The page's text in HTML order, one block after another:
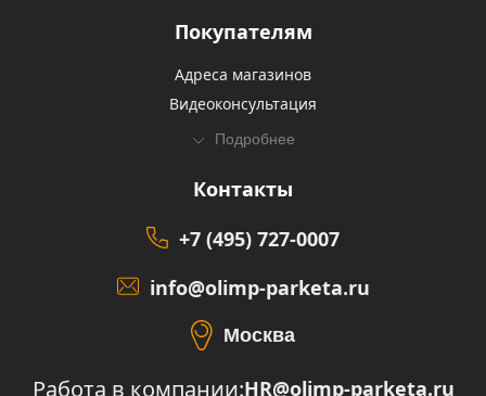
Покупателям
Адреса магазинов
Видеоконсультация
Подробнее
Контакты
+7 (495) 727-0007
info@olimp-parketa.ru
Москва
Работа в компании:HR@olimp-parketa.ru